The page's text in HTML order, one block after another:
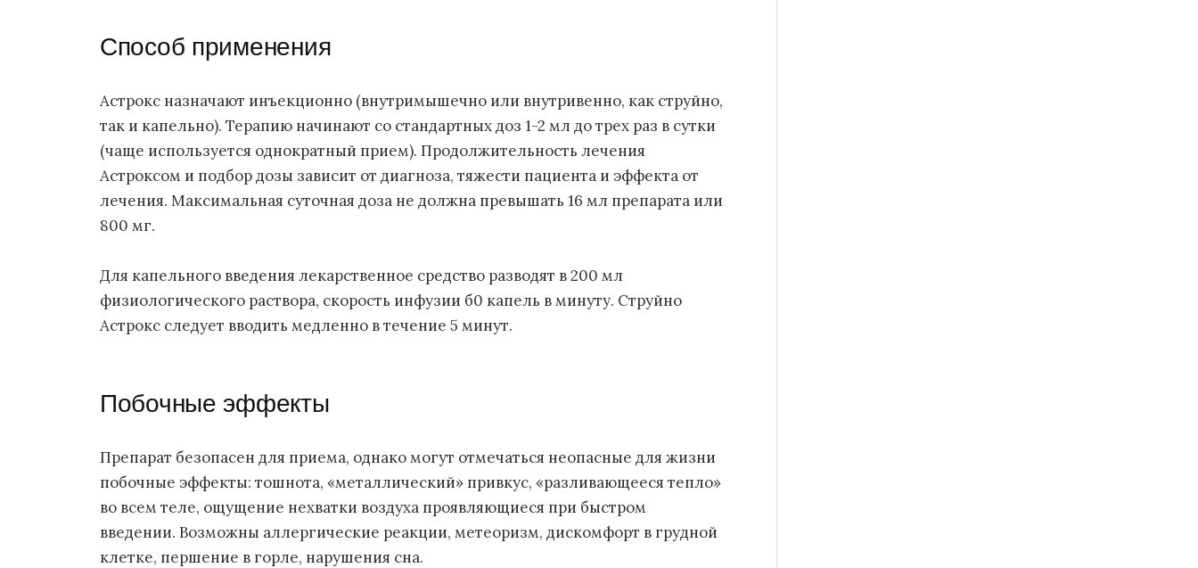
Способ применения
Астрокс назначают инъекционно (внутримышечно или внутривенно, как струйно,
так и капельно). Терапию начинают со стандартных доз 1-2 мл до трех раз в сутки
(чаще используется однократный прием). Продолжительность лечения
Астроксом и подбор дозы зависит от диагноза, тяжести пациента и эффекта от
лечения. Максимальная суточная доза не должна превышать 16 мл препарата или
800 мг.
Для капельного введения лекарственное средство разводят в 200 мл
физиологического раствора, скорость инфузии б0 капель в минуту. Струйно
Астрокс следует вводить медленно в течение 5 минут.
Побочные эффекты
Препарат безопасен для приема, однако могут отмечаться неопасные для жизни
побочные эффекты: тошнота, «металлический» привкус, «разливающееся тепло»
во всем теле, ощущение нехватки воздуха проявляющиеся при быстром
введении. Возможны аллергические реакции, метеоризм, дискомфорт в грудной
клетке, першение в горле, нарушения сна.